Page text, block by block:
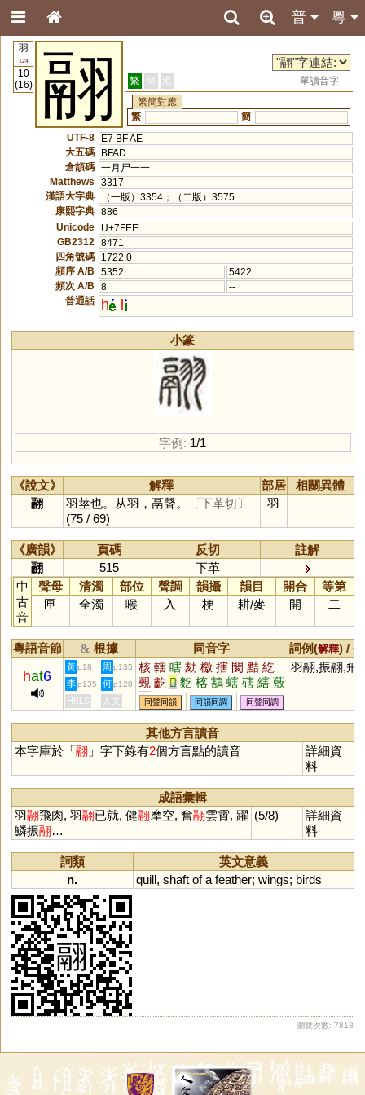
粵
普
羽
124
10
(16)
翮 繁 簡 港
單讀音字
繁簡對應
繁
簡
UTF-8
E7 BF AE
大五碼
BFAD
倉頡碼 一月尸一一
Matthews
3317
漢語大字典
（一版）3354；（二版）3575
康熙字典 886
Unicode
U+7FEE
GB2312
8471
四角號碼
1722.0
頻序 A/B
5352
5422
頻次 A/B
8
--
普通話
h l
小篆
字例: 1/1
《說文》 解釋 部居
相關異體
翮
羽莖也。从羽，鬲聲。
〔下革切〕
(75 / 69)
羽
《廣韻》 頁碼 反切
註解
翮
515
下革
中
古
音
聲母 清濁 部位 聲調 韻攝 韻目 開合
等第
匣
全濁 喉 入 梗 耕/麥 開 二
粵語音節 & 根據 同音字 詞例(解釋) /
hat6
黃 p18 周 p135 核 轄 瞎 劾 檄 搳 閡 黠 紇
覡 齕 𦵯 麧 楁 鶷 螛 磍 縖 薂
蒚 獥 覈 礉 舝 籺
羽翮,振翮,飛
李 p135 何 p128
HKLS 人文 同聲同韻 同韻同調 同聲同調
其他方言讀音
本字庫於「翮」字下錄有2個方言點的讀音
詳細資
料
成語彙輯
羽翮飛肉, 羽翮已就, 健翮摩空, 奮翮雲霄, 躍
鱗振翮…
(5/8)
詳細資
料
詞類
英文意義
n.
quill, shaft of a feather; wings; birds
瀏覽次數: 7818